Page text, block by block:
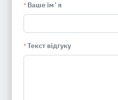
* Ваше імʼя
* Текст відгуку